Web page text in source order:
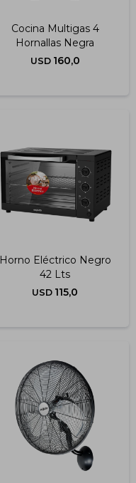
Cocina Multigas 4
Hornallas Negra
USD 160,0
Horno Eléctrico Negro
42 Lts
USD 115,0